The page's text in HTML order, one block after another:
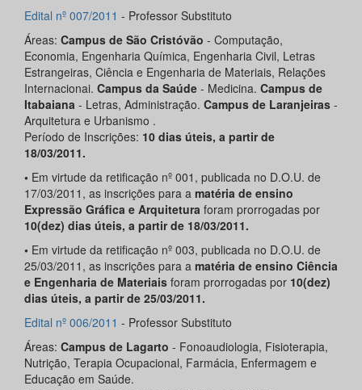
Edital nº 007/2011 - Professor Substituto
Áreas: Campus de São Cristóvão - Computação,
Economia, Engenharia Química, Engenharia Civil, Letras
Estrangeiras, Ciência e Engenharia de Materiais, Relações
Internacionai. Campus da Saúde - Medicina. Campus de
Itabaiana - Letras, Administração. Campus de Laranjeiras -
Arquitetura e Urbanismo .
Período de Inscrições: 10 dias úteis, a partir de
18/03/2011.
• Em virtude da retificação nº 001, publicada no D.O.U. de
17/03/2011, as inscrições para a matéria de ensino
Expressão Gráfica e Arquitetura foram prorrogadas por
10(dez) dias úteis, a partir de 18/03/2011.
• Em virtude da retificação nº 003, publicada no D.O.U. de
25/03/2011, as inscrições para a matéria de ensino Ciência
e Engenharia de Materiais foram prorrogadas por 10(dez)
dias úteis, a partir de 25/03/2011.
Edital nº 006/2011 - Professor Substituto
Áreas: Campus de Lagarto - Fonoaudiologia, Fisioterapia,
Nutrição, Terapia Ocupacional, Farmácia, Enfermagem e
Educação em Saúde.